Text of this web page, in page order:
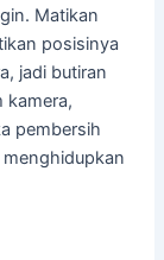
Matikan
posisinya
jadi butiran
kamera,
pembersih